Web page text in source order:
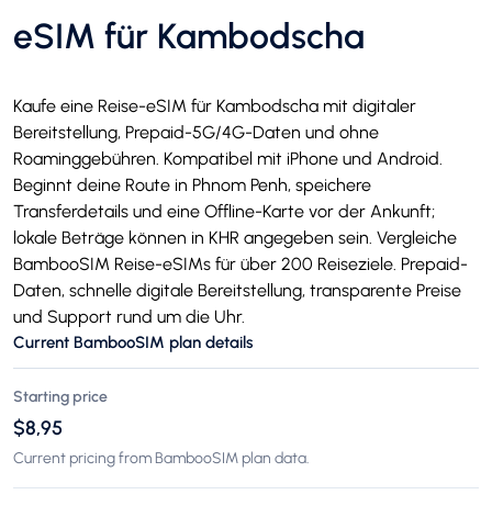
eSIM für Kambodscha
Kaufe eine Reise-eSIM für Kambodscha mit digitaler
Bereitstellung, Prepaid-5G/4G-Daten und ohne
Roaminggebühren. Kompatibel mit iPhone und Android.
Beginnt deine Route in Phnom Penh, speichere
Transferdetails und eine Offline-Karte vor der Ankunft;
lokale Beträge können in KHR angegeben sein. Vergleiche
BambooSIM Reise-eSIMs für über 200 Reiseziele. Prepaid-
Daten, schnelle digitale Bereitstellung, transparente Preise
und Support rund um die Uhr.
Current BambooSIM plan details
Starting price
$8,95
Current pricing from BambooSIM plan data.